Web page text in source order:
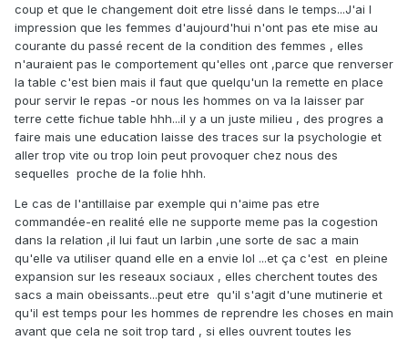
coup et que le changement doit etre lissé dans le temps...J'ai l
impression que les femmes d'aujourd'hui n'ont pas ete mise au
courante du passé recent de la condition des femmes , elles
n'auraient pas le comportement qu'elles ont ,parce que renverser
la table c'est bien mais il faut que quelqu'un la remette en place
pour servir le repas -or nous les hommes on va la laisser par
terre cette fichue table hhh...il y a un juste milieu , des progres a
faire mais une education laisse des traces sur la psychologie et
aller trop vite ou trop loin peut provoquer chez nous des
sequelles proche de la folie hhh.
Le cas de l'antillaise par exemple qui n'aime pas etre
commandée-en realité elle ne supporte meme pas la cogestion
dans la relation ,il lui faut un larbin ,une sorte de sac a main
qu'elle va utiliser quand elle en a envie lol ...et ça c'est en pleine
expansion sur les reseaux sociaux , elles cherchent toutes des
sacs a main obeissants...peut etre qu'il s'agit d'une mutinerie et
qu'il est temps pour les hommes de reprendre les choses en main
avant que cela ne soit trop tard , si elles ouvrent toutes les